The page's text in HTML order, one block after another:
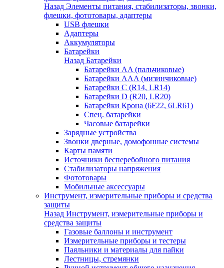
Назад Элементы питания, стабилизаторы, звонки,
флешки, фототовары, адаптеры
USB флешки
Адаптеры
Аккумуляторы
Батарейки
Назад Батарейки
Батарейки AA (пальчиковые)
Батарейки AAA (мизинчиковые)
Батарейки C (R14, LR14)
Батарейки D (R20, LR20)
Батарейки Крона (6F22, 6LR61)
Спец. батарейки
Часовые батарейки
Зарядные устройства
Звонки дверные, домофонные системы
Карты памяти
Источники бесперебойного питания
Стабилизаторы напряжения
Фототовары
Мобильные аксессуары
Инструмент, измерительные приборы и средства
защиты
Назад Инструмент, измерительные приборы и
средства защиты
Газовые баллоны и инструмент
Измерительные приборы и тестеры
Паяльники и материалы для пайки
Лестницы, стремянки